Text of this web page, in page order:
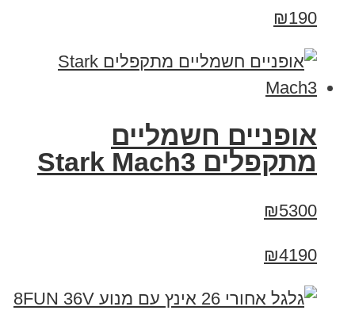
₪190
‏אופניים חשמליים
‏מתקפלים Stark Mach3
₪5300
₪4190